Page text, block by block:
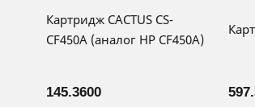
Картридж CACTUS CS-
CF450A (аналог HP CF450A)
145.3600